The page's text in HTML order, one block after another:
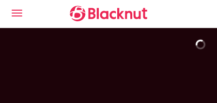
Descubre la experiencia del Blacknut Cloud Gaming